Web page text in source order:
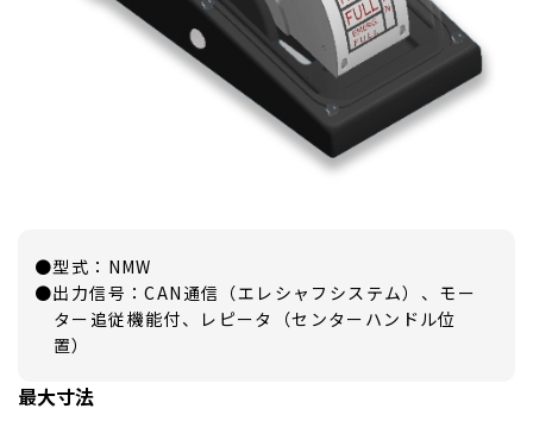
●型式：NMW
●出力信号：CAN通信（エレシャフシステム）、モー
ター追従機能付、レピータ（センターハンドル位
置）
最大寸法